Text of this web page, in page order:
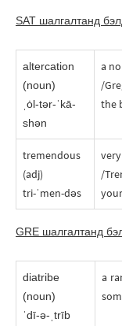
SAT шалгалтанд
altercation
(noun)
ˌȯl-tər-ˈkā-
shən
a
/
the
tremendous
(adj)
tri-ˈmen-dəs
/
GRE шалгалтанд
diatribe
(noun)
ˈdī-ə-ˌtrīb
a